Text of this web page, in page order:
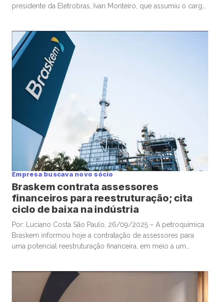
presidente da Eletrobras, Ivan Monteiro, que assumiu o cargo
expectativas com a complexidade da “mudança de chave” na
companhia. Escolhido para […]
Empresa buscava novo sócio
Braskem contrata assessores
financeiros para reestruturação; cita
ciclo de baixa na indústria
Por: Luciano Costa São Paulo, 26/09/2025 – A petroquímica
Braskem informou hoje a contratação de assessores para
uma potencial reestruturação financeira, em meio a um
Novonor e pela Petrobras vinha há tempos buscando
possível atração de um novo […]